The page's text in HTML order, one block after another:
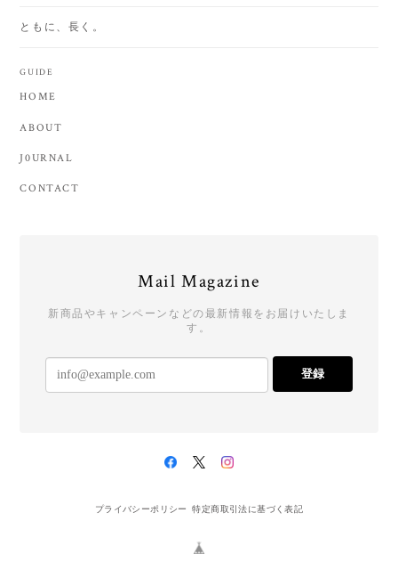
ともに、長く。
GUIDE
HOME
ABOUT
J0URNAL
CONTACT
Mail Magazine
新商品やキャンペーンなどの最新情報をお届けいたしま
す。
登録
プライバシーポリシー 特定商取引法に基づく表記